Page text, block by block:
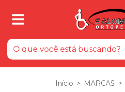
Início > MARCAS >